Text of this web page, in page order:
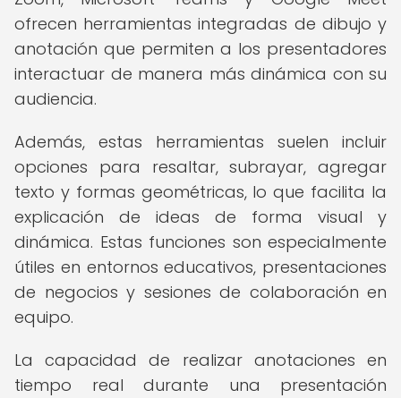
ofrecen herramientas integradas de dibujo y
anotación que permiten a los presentadores
interactuar de manera más dinámica con su
audiencia.
Además, estas herramientas suelen incluir
opciones para resaltar, subrayar, agregar
texto y formas geométricas, lo que facilita la
explicación de ideas de forma visual y
dinámica. Estas funciones son especialmente
útiles en entornos educativos, presentaciones
de negocios y sesiones de colaboración en
equipo.
La capacidad de realizar anotaciones en
tiempo real durante una presentación